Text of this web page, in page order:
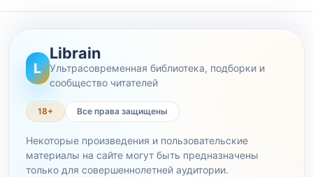
L
Librain
Ультрасовременная библиотека, подборки и
сообщество читателей
18+ Все права защищены
Некоторые произведения и пользовательские
материалы на сайте могут быть предназначены
только для совершеннолетней аудитории.